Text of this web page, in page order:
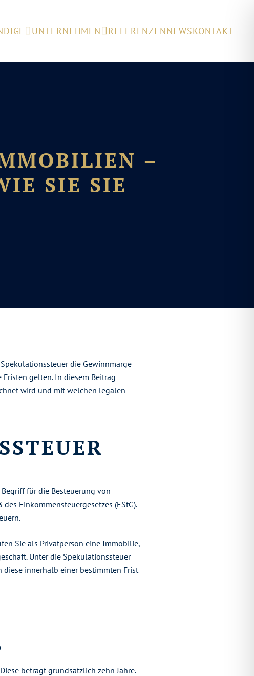
UNTERNEHMEN REFERENZENNEWSKONTAKT
–
SIE SIE
die Gewinnmarge
gelten. In diesem Beitrag
wird und mit welchen legalen
für die Besteuerung von
Einkommensteuergesetzes (EStG).
Sie als Privatperson eine Immobilie,
Unter die Spekulationssteuer
diese innerhalb einer bestimmten Frist
Diese beträgt grundsätzlich zehn Jahre.